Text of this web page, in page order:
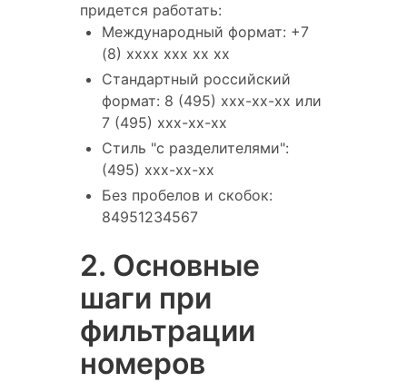
придется работать:
Международный формат: +7
(8) xxxx xxx xx xx
Стандартный российский
формат: 8 (495) xxx-xx-xx или
7 (495) xxx-xx-xx
Стиль "с разделителями":
(495) xxx-xx-xx
Без пробелов и скобок:
84951234567
2. Основные
шаги при
фильтрации
номеров